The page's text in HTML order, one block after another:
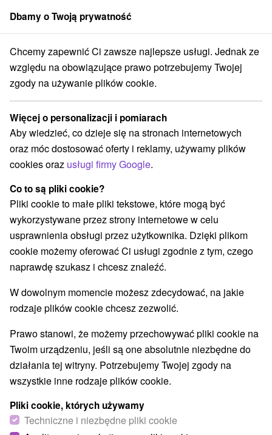
członek grupySorger
Atrakcje na Słowacji Východné Slovensko Prešovský kraj
Atrakcje na Słowacji Prešovský
kraj
Kategorie
Wszystkie kategorie
Miejsca sakralne
Wieże obserwacyjne i chodniki
Zamki, pałace, ruiny(11)
Loty widokowe i rejsy wycieczkowe(2) Sporty(7)
Jazda konna(3) Skanseny (8) Teatry(1)
Chaty górskie(13) Zamki(3)
Areny laserowe i paintball(2) Rafting, rafting, rafting
Parki miejskie i zamkowe(3) Źródła(10)
Pola golfowe(2) Amfiteatry i kina w przyrodzie
Túry a turistické chodníky Tarcze Jaskinie
Tory bobslejowe Kolejki linowe (3)
Atrakcje z adrenaliną(14) Atrakcje turystyczne (26)
Muzea i galerie (18)
Ogrody zoologiczne i fermy zwierząt
Ogrody botaniczne(2) Escaperoom
Jeziora, jeziora, zbiorniki wodne (28)
Dbamy o Twoją prywatność
Chcemy zapewnić Ci zawsze najlepsze usługi. Jednak ze
względu na obowiązujące prawo potrzebujemy Twojej
zgody na używanie plików cookie.
Więcej o personalizacji i pomiarach
Aby wiedzieć, co dzieje się na stronach internetowych
oraz móc dostosować oferty i reklamy, używamy plików
cookies oraz usługi firmy Google.
Co to są pliki cookie?
Pliki cookie to małe pliki tekstowe, które mogą być
wykorzystywane przez strony internetowe w celu
usprawnienia obsługi przez użytkownika. Dzięki plikom
cookie możemy oferować Ci usługi zgodnie z tym, czego
naprawdę szukasz i chcesz znaleźć.
W dowolnym momencie możesz zdecydować, na jakie
rodzaje plików cookie chcesz zezwolić.
Prawo stanowi, że możemy przechowywać pliki cookie na
Twoim urządzeniu, jeśli są one absolutnie niezbędne do
działania tej witryny. Potrzebujemy Twojej zgody na
wszystkie inne rodzaje plików cookie.
Pliki cookie, których używamy
Techniczne i niezbędne pliki cookie